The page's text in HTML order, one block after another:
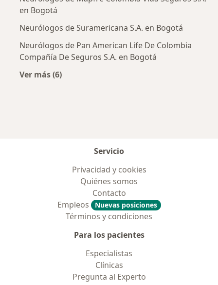
en Bogotá
Neurólogos de Suramericana S.A. en Bogotá
Neurólogos de Pan American Life De Colombia
Compañía De Seguros S.A. en Bogotá
Ver más (6)
Servicio
Privacidad y cookies
Quiénes somos
Contacto
Empleos
Nuevas posiciones
Términos y condiciones
Para los pacientes
Especialistas
Clínicas
Pregunta al Experto